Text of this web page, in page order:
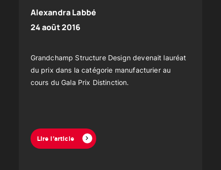
Alexandra Labbé
24 août 2016
Grandchamp Structure Design devenait lauréat
du prix dans la catégorie manufacturier au
cours du Gala Prix Distinction.
Lire l'article